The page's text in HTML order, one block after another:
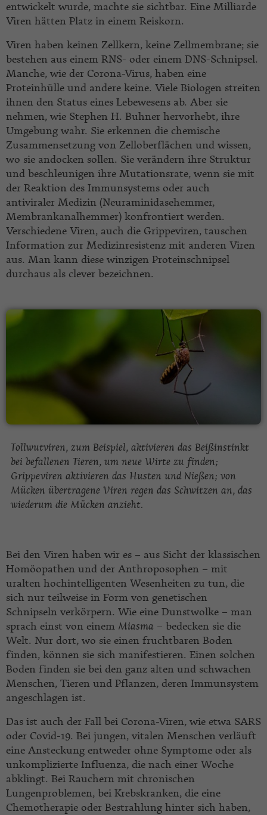
entwickelt wurde, machte sie sichtbar. Eine Milliarde
Viren hätten Platz in einem Reiskorn.
Viren haben keinen Zellkern, keine Zellmembrane; sie
bestehen aus einem RNS- oder einem DNS-Schnipsel.
Manche, wie der Corona-Virus, haben eine
Proteinhülle und andere keine. Viele Biologen streiten
ihnen den Status eines Lebewesens ab. Aber sie
nehmen, wie Stephen H. Buhner hervorhebt, ihre
Umgebung wahr. Sie erkennen die chemische
Zusammensetzung von Zelloberflächen und wissen,
wo sie andocken sollen. Sie verändern ihre Struktur
und beschleunigen ihre Mutationsrate, wenn sie mit
der Reaktion des Immunsystems oder auch
antiviraler Medizin (Neuraminidasehemmer,
Membrankanalhemmer) konfrontiert werden.
Verschiedene Viren, auch die Grippeviren, tauschen
Information zur Medizinresistenz mit anderen Viren
aus. Man kann diese winzigen Proteinschnipsel
durchaus als clever bezeichnen.
Tollwutviren, zum Beispiel, aktivieren das Beißinstinkt
bei befallenen Tieren, um neue Wirte zu finden;
Grippeviren aktivieren das Husten und Nießen; von
Mücken übertragene Viren regen das Schwitzen an, das
wiederum die Mücken anzieht.
Bei den Viren haben wir es – aus Sicht der klassischen
Homöopathen und der Anthroposophen – mit
uralten hochintelligenten Wesenheiten zu tun, die
sich nur teilweise in Form von genetischen
Schnipseln verkörpern. Wie eine Dunstwolke – man
sprach einst von einem Miasma – bedecken sie die
Welt. Nur dort, wo sie einen fruchtbaren Boden
finden, können sie sich manifestieren. Einen solchen
Boden finden sie bei den ganz alten und schwachen
Menschen, Tieren und Pflanzen, deren Immunsystem
angeschlagen ist.
Das ist auch der Fall bei Corona-Viren, wie etwa SARS
oder Covid-19. Bei jungen, vitalen Menschen verläuft
eine Ansteckung entweder ohne Symptome oder als
unkomplizierte Influenza, die nach einer Woche
abklingt. Bei Rauchern mit chronischen
Lungenproblemen, bei Krebskranken, die eine
Chemotherapie oder Bestrahlung hinter sich haben,